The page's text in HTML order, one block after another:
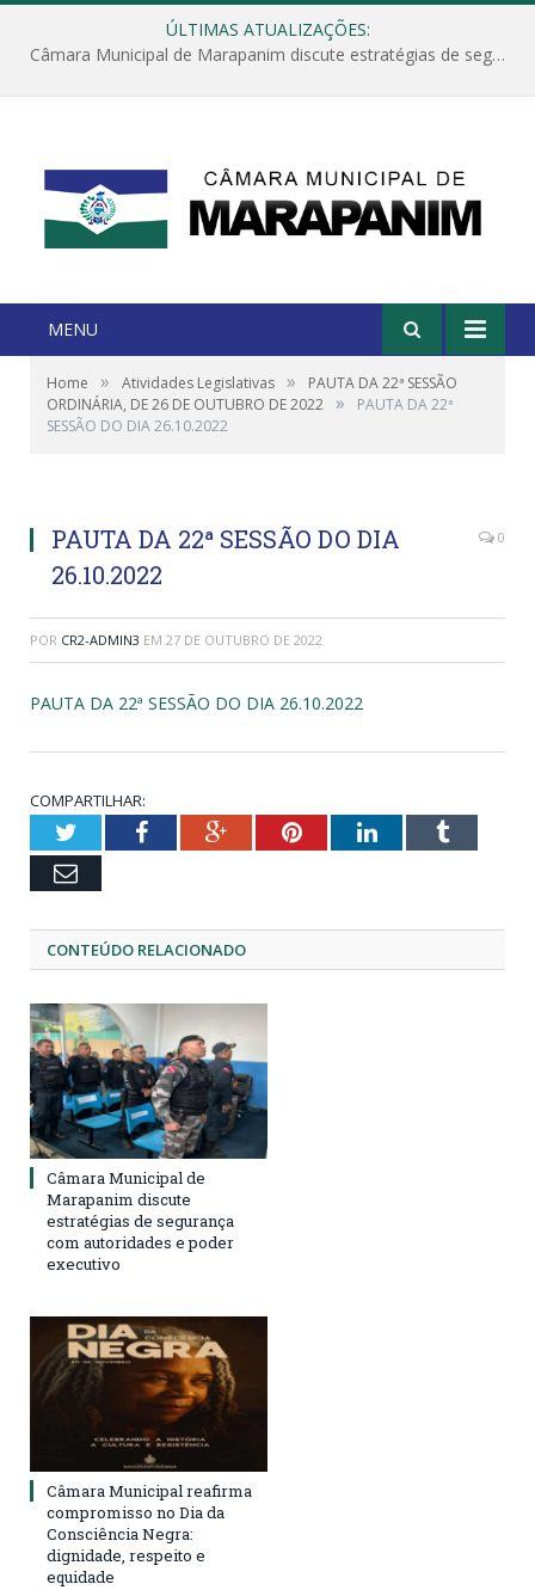
ÚLTIMAS ATUALIZAÇÕES:
Câmara Municipal de Marapanim discute estratégias de segurança com autoridades e poder executivo
MENU
Home » Atividades Legislativas »
PAUTA DA 22ª SESSÃO
ORDINÁRIA, DE 26 DE OUTUBRO DE 2022 »
PAUTA DA 22ª
SESSÃO DO DIA 26.10.2022
PAUTA DA 22ª SESSÃO DO DIA
26.10.2022
0
POR CR2-ADMIN3 EM 27 DE OUTUBRO DE 2022
PAUTA DA 22ª SESSÃO DO DIA 26.10.2022
COMPARTILHAR:
TwitterFacebookGoogle+PinterestLinkedInTumblr
Email
CONTEÚDO RELACIONADO
Câmara Municipal de
Marapanim discute
estratégias de segurança
com autoridades e poder
executivo
Câmara Municipal reafirma
compromisso no Dia da
Consciência Negra:
dignidade, respeito e
equidade